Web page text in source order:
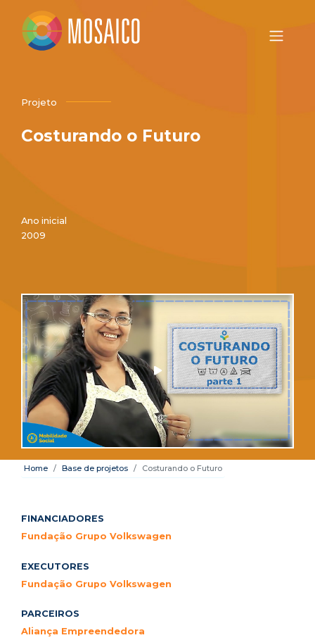
Projeto
Costurando o Futuro
Ano inicial
2009
Home Base de projetos Costurando o Futuro
FINANCIADORES
Fundação Grupo Volkswagen
EXECUTORES
Fundação Grupo Volkswagen
PARCEIROS
Aliança Empreendedora